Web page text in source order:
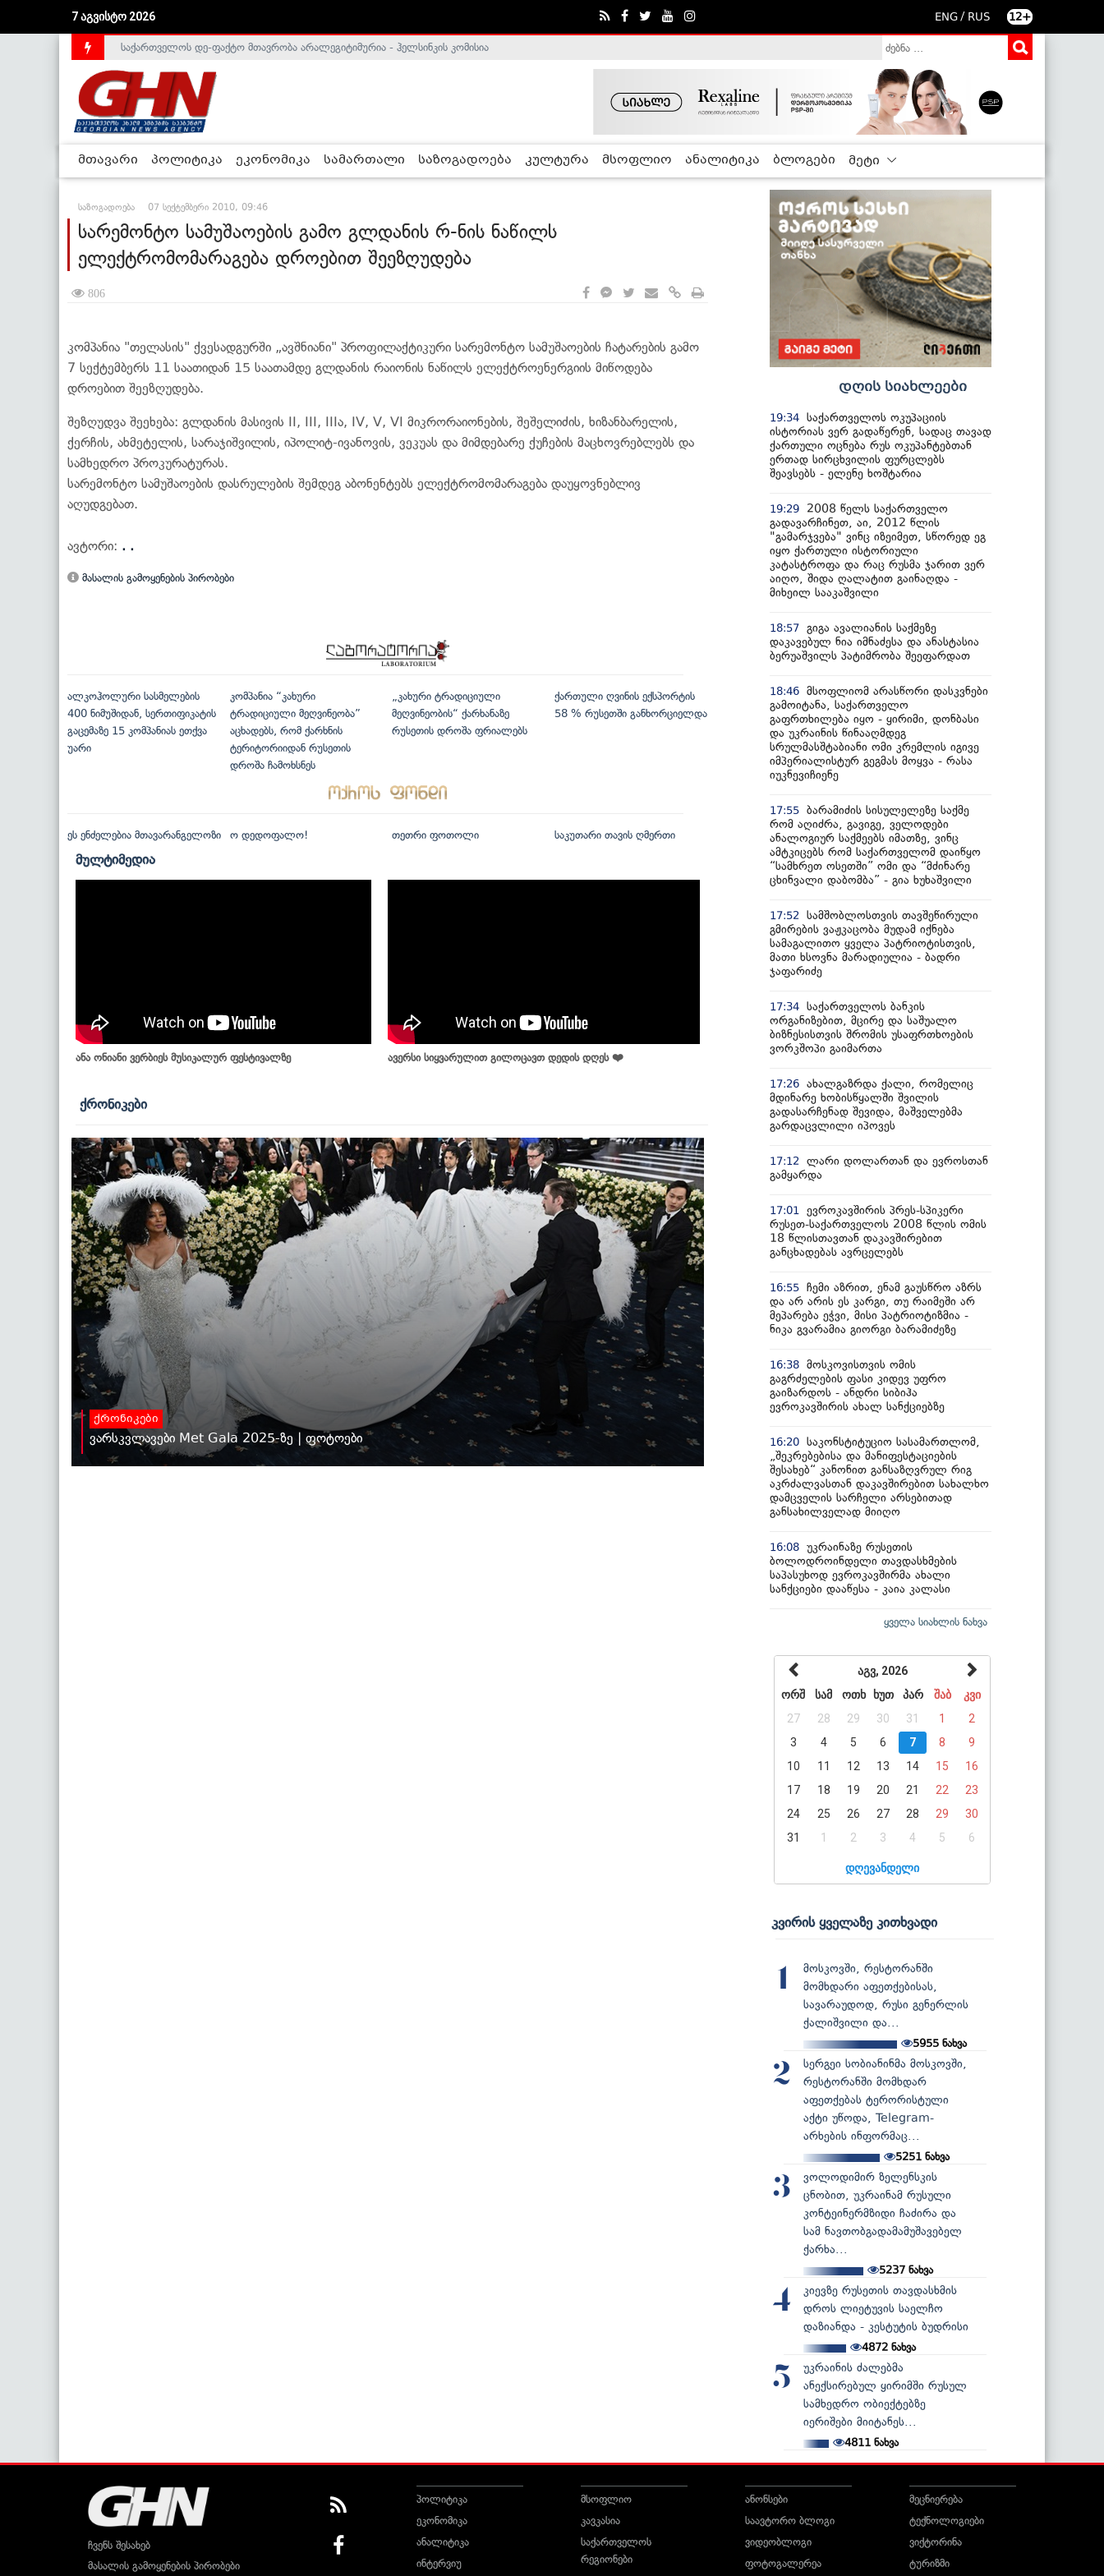
7 აგვისტო 2026 ENG / RUS 12+
საქართველოს დე-ფაქტო მთავრობა არალეგიტიმურია - ჰელსინკის კომისია
მთავარი პოლიტიკა ეკონომიკა სამართალი საზოგადოება კულტურა მსოფლიო ანალიტიკა ბლოგები მეტი
საზოგადოება 07 სექტემბერი 2010, 09:46
სარემონტო სამუშაოების გამო გლდანის რ-ნის ნაწილს
ელექტრომომარაგება დროებით შეეზღუდება
806
კომპანია "თელასის" ქვესადგურში „ავშნიანი" პროფილაქტიკური სარემონტო სამუშაოების ჩატარების გამო
7 სექტემბერს 11 საათიდან 15 საათამდე გლდანის რაიონის ნაწილს ელექტროენერგიის მიწოდება
დროებით შეეზღუდება.
შეზღუდვა შეეხება: გლდანის მასივის II, III, IIIა, IV, V, VI მიკრორაიონების, შეშელიძის, ხიზანბარელის,
ქერჩის, ახმეტელის, სარაჯიშვილის, იპოლიტ-ივანოვის, ვეკუას და მიმდებარე ქუჩების მაცხოვრებლებს და
სამხედრო პროკურატურას.
სარემონტო სამუშაოების დასრულების შემდეგ აბონენტებს ელექტრომომარაგება დაუყოვნებლივ
აღუდგებათ.
ავტორი: . .
მასალის გამოყენების პირობები
ალკოჰოლური სასმელების
400 ნიმუშიდან, სერთიფიკატის
გაცემაზე 15 კომპანიას ეთქვა
უარი
კომპანია “კახური
ტრადიციული მეღვინეობა”
აცხადებს, რომ ქარხნის
ტერიტორიიდან რუსეთის
დროშა ჩამოხსნეს
„კახური ტრადიციული
მეღვინეობის“ ქარხანაზე
რუსეთის დროშა ფრიალებს
ქართული ღვინის ექსპორტის
58 % რუსეთში განხორციელდა
ეს ენძელებია მთავარანგელოზი ო დედოფალო! თეთრი ფოთოლი საკუთარი თავის ღმერთი
მულტიმედია
ანა ონიანი ვერბიეს მუსიკალურ ფესტივალზე ავერსი სიყვარულით გილოცავთ დედის დღეს ❤️
ქრონიკები
ქრონიკები
ვარსკვლავები Met Gala 2025-ზე | ფოტოები
დღის სიახლეები
19:34 საქართველოს ოკუპაციის
ისტორიას ვერ გადაწერენ, სადაც თავად
ქართული ოცნება რუს ოკუპანტებთან
ერთად სირცხვილის ფურცლებს
შეავსებს - ელენე ხოშტარია
19:29
2008 წელს საქართველო
გადავარჩინეთ, აი, 2012 წლის
"გამარჯვება" ვინც იზეიმეთ, სწორედ ეგ
იყო ქართული ისტორიული
კატასტროფა და რაც რუსმა ჯარით ვერ
აიღო, შიდა ღალატით გაინაღდა -
მიხეილ სააკაშვილი
18:57 გიგა ავალიანის საქმეზე
დაკავებულ ნია იმნაძესა და ანასტასია
ბერუაშვილს პატიმრობა შეეფარდათ
18:46 მსოფლიომ არასწორი დასკვნები
გამოიტანა, საქართველო
გაფრთხილება იყო - ყირიმი, დონბასი
და უკრაინის წინააღმდეგ
სრულმასშტაბიანი ომი კრემლის იგივე
იმპერიალისტურ გეგმას მოყვა - რასა
იუკნევიჩიენე
17:55 ბარამიძის სისულელეზე საქმე
რომ აღიძრა, გავიგე, ველოდები
ანალოგიურ საქმეებს იმათზე, ვინც
ამტკიცებს რომ საქართველომ დაიწყო
“სამხრეთ ოსეთში” ომი და “მძინარე
ცხინვალი დაბომბა” - გია ხუხაშვილი
17:52
სამშობლოსთვის თავშეწირული
გმირების ვაჟკაცობა მუდამ იქნება
სამაგალითო ყველა პატრიოტისთვის,
მათი ხსოვნა მარადიულია - ბადრი
ჯაფარიძე
17:34 საქართველოს ბანკის
ორგანიზებით, მცირე და საშუალო
ბიზნესისთვის შრომის უსაფრთხოების
ვორკშოპი გაიმართა
17:26 ახალგაზრდა ქალი, რომელიც
მდინარე ხობისწყალში შვილის
გადასარჩენად შევიდა, მაშველებმა
გარდაცვლილი იპოვეს
17:12
ლარი დოლართან და ევროსთან
გამყარდა
17:01
ევროკავშირის პრეს-სპიკერი
რუსეთ-საქართველოს 2008 წლის ომის
18 წლისთავთან დაკავშირებით
განცხადებას ავრცელებს
16:55 ჩემი აზრით, ენამ გაუსწრო აზრს
და არ არის ეს კარგი, თუ რაიმეში არ
მეპარება ეჭვი, მისი პატრიოტიზმია -
ნიკა გვარამია გიორგი ბარამიძეზე
16:38 მოსკოვისთვის ომის
გაგრძელების ფასი კიდევ უფრო
გაიზარდოს - ანდრი სიბიჰა
ევროკავშირის ახალ სანქციებზე
16:20 საკონსტიტუციო სასამართლომ,
„შეკრებებისა და მანიფესტაციების
შესახებ“ კანონით განსაზღვრულ რიგ
აკრძალვასთან დაკავშირებით სახალხო
დამცველის სარჩელი არსებითად
განსახილველად მიიღო
16:08 უკრაინაზე რუსეთის
ბოლოდროინდელი თავდასხმების
საპასუხოდ ევროკავშირმა ახალი
სანქციები დააწესა - კაია კალასი
ყველა სიახლის ნახვა
აგვ, 2026
ორშ
სამ ოთხ ხუთ პარ შაბ
კვი
27
28 29 30 31 1
2
3
4 5 6 7 8
9
10
11 12 13 14 15
16
17
18 19 20 21 22
23
24
25 26 27 28 29
30
31
1 2 3 4 5 6
დღევანდელი
კვირის ყველაზე კითხვადი
1
მოსკოვში, რესტორანში
მომხდარი აფეთქებისას,
სავარაუდოდ, რუსი გენერლის
ქალიშვილი და...
5955 ნახვა
2
სერგეი სობიანინმა მოსკოვში,
რესტორანში მომხდარ
აფეთქებას ტერორისტული
აქტი უწოდა, Telegram-
არხების ინფორმაც...
5251 ნახვა
3
ვოლოდიმირ ზელენსკის
ცნობით, უკრაინამ რუსული
კონტეინერმზიდი ჩაძირა და
სამ ნავთობგადამამუშავებელ
ქარხა...
5237ნახვა
4
კიევზე რუსეთის თავდასხმის
დროს ლიეტუვის საელჩო
დაზიანდა - კესტუტის ბუდრისი
4872ნახვა
5
უკრაინის ძალებმა
ანექსირებულ ყირიმში რუსულ
სამხედრო ობიექტებზე
იერიშები მიიტანეს...
4811 ნახვა
ჩვენს შესახებ
მასალის გამოყენების პირობები
პოლიტიკა
ეკონომიკა
ანალიტიკა
ინტერვიუ
მსოფლიო
კავკასია
საქართველოს
რეგიონები
ანონსები
საავტორო ბლოგი
ვიდეობლოგი
ფოტოგალერეა
მეცნიერება
ტექნოლოგიები
ვიქტორინა
ტურიზმი